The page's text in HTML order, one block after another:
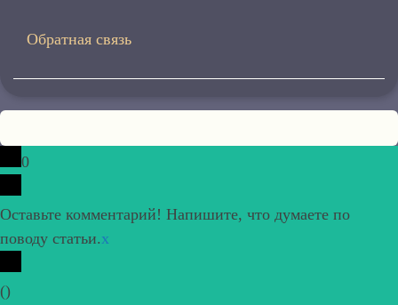
Обратная связь
0
Оставьте комментарий! Напишите, что думаете по
поводу статьи.x
()